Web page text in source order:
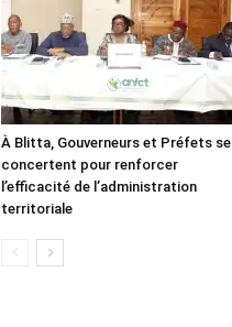
À Blitta, Gouverneurs et Préfets se
concertent pour renforcer
l’efficacité de l’administration
territoriale